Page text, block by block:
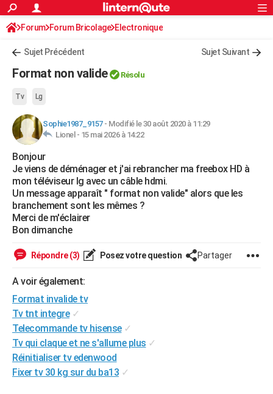
ACTUALITÉS
Politique
Société
Faits Divers
Education
Monde
Villes
+
AUTO
Essais
Réserver un essai
Citadines
Berlines
SUV
Forum auto
+HIGH-TECH
Mobiles
Meilleur smartphone
Internet
Ordinateurs
Jeux vidéo
Guide high-tech
+BRICOLAGE
Forum
Aménagement intérieur
Extérieur
Cuisine
Salle de bains
Jardinage
Rangement
WEEK-END
Guides de France
Escapades
Patrimoine
Expositions
Musées
Week-end nature
+LIFESTYLE
Art de vivre
Bien-être
Loisirs
Mode
Modes de vie
Alimentation
Guide de la santé
Maladies
Médicaments
Sommeil
VOYAGE
Destinations
City break
Voyage nature
Voyage de noces
Forum
Climat
+
GUIDES D'ACHAT
BONS PLANS
CARTE DE VOEUX
S'inscrire
Connexion
Forum Forum Bricolage Electronique
Sujet Précédent Sujet Suivant
Format non valide Résolu
Tv Lg
Sophie1987_9157- Modifié le 30 août 2020 à 11:29
Lionel - 15 mai 2026 à 14:22
Bonjour
Je viens de déménager et j'ai rebrancher ma freebox HD à
mon téléviseur lg avec un câble hdmi.
Un message apparaît " format non valide" alors que les
branchement sont les mêmes ?
Merci de m'éclairer
Bon dimanche
Répondre (3) Posez votre question Partager
A voir également:
Format invalide tv
Tv tnt integre ✓
Telecommande tv hisense ✓
Tv qui claque et ne s'allume plus ✓
Réinitialiser tv edenwood
Fixer tv 30 kg sur du ba13 ✓